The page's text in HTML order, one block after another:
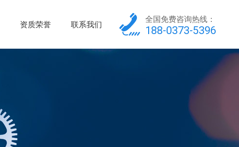
资质荣誉 联系我们
全国免费咨询热线：
188-0373-5396